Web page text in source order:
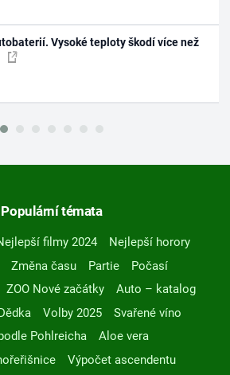
Vysoké teploty škodí více než
Populární témata
filmy 2024
Nejlepší horory
Změna času Partie
Počasí
ZOO Nové začátky
Auto – katalog
Volby 2025
Svařené víno
Pohlreicha
Aloe vera
Výpočet ascendentu